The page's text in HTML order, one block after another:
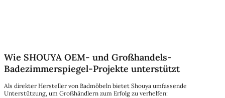
Wie SHOUYA OEM- und Großhandels-
Badezimmerspiegel-Projekte unterstützt
Als direkter Hersteller von Badmöbeln bietet Shouya umfassende
Unterstützung, um Großhändlern zum Erfolg zu verhelfen: